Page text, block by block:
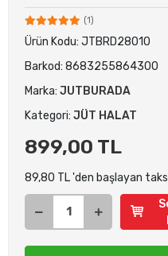
(1)
Ürün Kodu: JTBRD28010
Barkod: 8683255864300
Marka: JUTBURADA
Kategori: JÜT HALAT
899,00 TL
89,80 TL 'den başlayan